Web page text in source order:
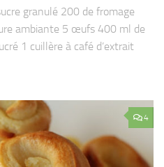
granulé 200 de fromage
ambiante 5 œufs 400 ml de
1 cuillère à café d’extrait
4